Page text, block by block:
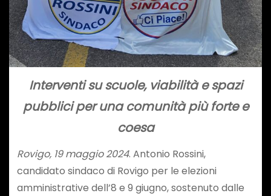
Interventi su scuole, viabilità e spazi
pubblici per una comunità più forte e
coesa
Rovigo, 19 maggio 2024. Antonio Rossini,
candidato sindaco di Rovigo per le elezioni
amministrative dell’8 e 9 giugno, sostenuto dalle